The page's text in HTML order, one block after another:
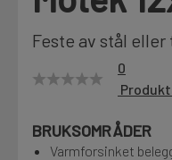
Motek
Finn butikk
Kontakt og
Feste av stål
0
BRUKSOMRÅDER
Varmforsinket